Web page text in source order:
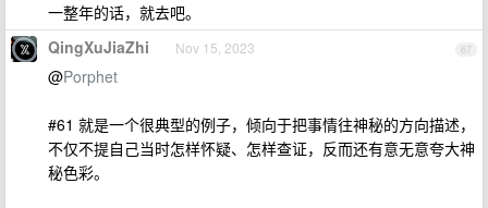
一整年的话，就去吧。
67
QingXuJiaZhi Nov 15, 2023
@Porphet
#61 就是一个很典型的例子，倾向于把事情往神秘的方向描述，
不仅不提自己当时怎样怀疑、怎样查证，反而还有意无意夸大神
秘色彩。